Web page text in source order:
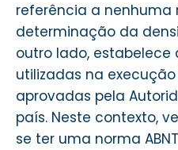
referência a
determinação da
outro lado,
utilizadas na
aprovadas pela
país. Neste contexto,
se ter uma norma